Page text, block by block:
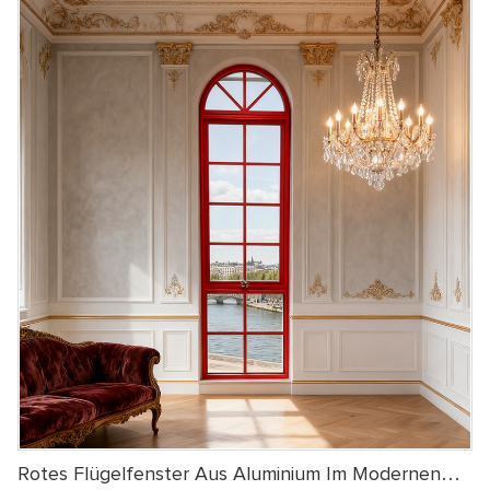
passen perfekt zu ihm für Villen, Güter und andere Gebäude,
gepaart mit Stein oder geschnitzten Dekorationen, um Luxus und
Eleganz zu präsentieren
Rotes Flügelfenster Aus Aluminium Im Modernen